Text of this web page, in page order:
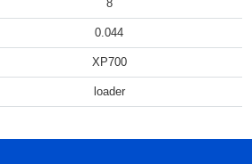
8
0.044
XP700
loader